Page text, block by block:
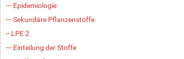
--- Epidemiologie
--- Sekundäre Pflanzenstoffe
-- LPE 2
--- Einteilung der Stoffe